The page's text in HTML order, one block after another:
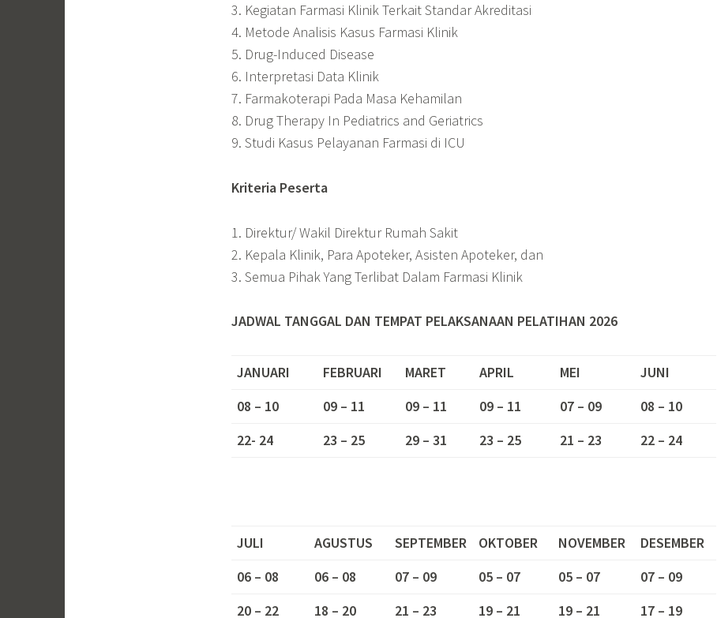
3. Kegiatan Farmasi Klinik Terkait Standar Akreditasi
4. Metode Analisis Kasus Farmasi Klinik
5. Drug-Induced Disease
6. Interpretasi Data Klinik
7. Farmakoterapi Pada Masa Kehamilan
8. Drug Therapy In Pediatrics and Geriatrics
9. Studi Kasus Pelayanan Farmasi di ICU
Kriteria Peserta
1. Direktur/ Wakil Direktur Rumah Sakit
2. Kepala Klinik, Para Apoteker, Asisten Apoteker, dan
3. Semua Pihak Yang Terlibat Dalam Farmasi Klinik
JADWAL TANGGAL DAN TEMPAT PELAKSANAAN PELATIHAN 2026
JANUARI FEBRUARI MARET APRIL MEI
JUNI
08 – 10
09 – 11 09 – 11 09 – 11 07 – 09
08 – 10
22- 24
23 – 25 29 – 31 23 – 25 21 – 23 22 – 24
JULI AGUSTUS SEPTEMBER OKTOBER NOVEMBER
DESEMBER
06 – 08
06 – 08 07 – 09 05 – 07 05 – 07
07 – 09
20 – 22
18 – 20 21 – 23 19 – 21 19 – 21 17 – 19